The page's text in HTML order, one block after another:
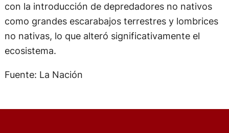
con la introducción de depredadores no nativos
como grandes escarabajos terrestres y lombrices
no nativas, lo que alteró significativamente el
ecosistema.
Fuente: La Nación